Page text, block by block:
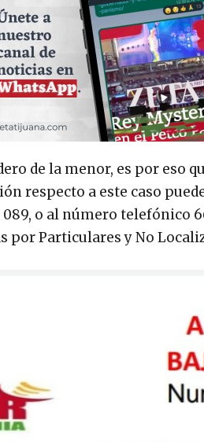
de la menor, es por eso
respecto a este caso
o al número telefónico
por Particulares y No